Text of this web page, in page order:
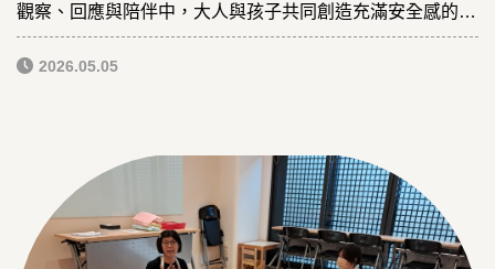
觀察、回應與陪伴中，大人與孩子共同創造充滿安全感的成
長時光。
2026.05.05